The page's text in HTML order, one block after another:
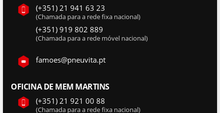
(+351) 21 941 63 23
(Chamada para a rede fixa nacional)
(+351) 919 802 889
(Chamada para a rede móvel nacional)
famoes@pneuvita.pt
OFICINA DE MEM MARTINS
(+351) 21 921 00 88
(Chamada para a rede fixa nacional)